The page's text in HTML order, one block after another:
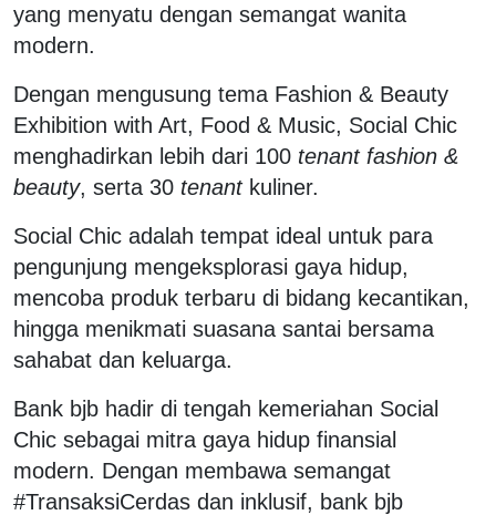
yang menyatu dengan semangat wanita
modern.
Dengan mengusung tema Fashion & Beauty
Exhibition with Art, Food & Music, Social Chic
menghadirkan lebih dari 100 tenant fashion &
beauty, serta 30 tenantkuliner.
Social Chic adalah tempat ideal untuk para
pengunjung mengeksplorasi gaya hidup,
mencoba produk terbaru di bidang kecantikan,
hingga menikmati suasana santai bersama
sahabat dan keluarga.
Bank bjb hadir di tengah kemeriahan Social
Chic sebagai mitra gaya hidup finansial
modern. Dengan membawa semangat
#TransaksiCerdas dan inklusif, bank bjb